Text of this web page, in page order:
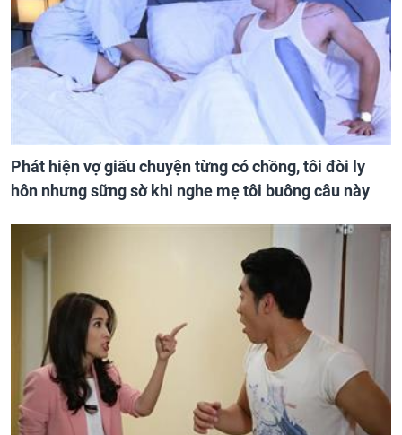
Phát hiện vợ giấu chuyện từng có chồng, tôi đòi ly
hôn nhưng sững sờ khi nghe mẹ tôi buông câu này